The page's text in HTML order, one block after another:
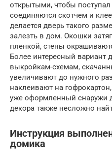
открытыми, чтобы поступал
соединяются скотчем и
делается дверь такого
залезть в дом. Окошки
пленкой, стены
Более интересный вариант
выкройкам-схемам,
увеличивают до нужного
наклеивают на
уже оформленный снаружи
декора также несложно
Инструкция
домика